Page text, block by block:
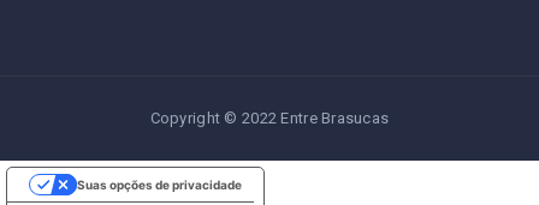
Copyright © 2022 Entre Brasucas
Suas opções de privacidade